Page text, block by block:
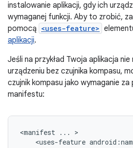
instalowanie aplikacji, gdy ich
wymaganej funkcji. Aby to zrobić,
pomocą <uses-feature>
aplikacji.
Jeśli na przykład Twoja aplikacja nie
urządzeniu bez czujnika kompasu,
czujnik kompasu jako wymaganie
manifestu:
<manifest ...
<uses-feature